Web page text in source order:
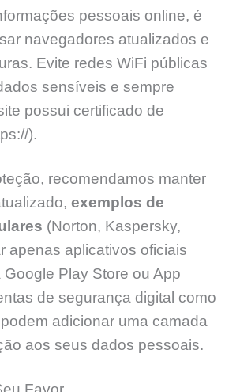
pessoais online, é
navegadores atualizados e
Evite redes WiFi públicas
sensíveis e sempre
possui certificado de
).
recomendamos manter
exemplos de
(Norton, Kaspersky,
apenas aplicativos oficiais
Play Store ou App
de segurança digital como
adicionar uma camada
aos seus dados pessoais.